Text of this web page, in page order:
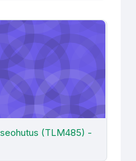
(TLM485) - päeva -T.
(TLM485) -